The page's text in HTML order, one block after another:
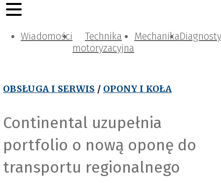
Wiadomości
Technika
motoryzacyjna
Mechanika
OBSŁUGA I SERWIS / OPONY I KOŁA
Continental uzupełnia
portfolio o nową oponę do
transportu regionalnego